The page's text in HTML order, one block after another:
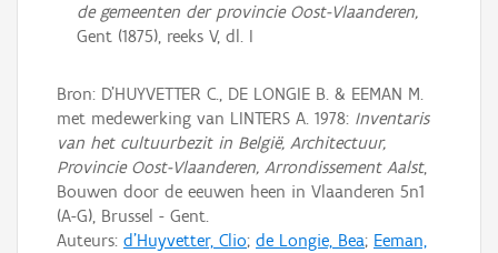
de gemeenten der provincie Oost-Vlaanderen,
Gent (1875), reeks V, dl. I
Bron: D'HUYVETTER C., DE LONGIE B. & EEMAN M.
met medewerking van LINTERS A. 1978: Inventaris
van het cultuurbezit in België, Architectuur,
Provincie Oost-Vlaanderen, Arrondissement Aalst,
Bouwen door de eeuwen heen in Vlaanderen 5n1
(A-G), Brussel - Gent.
Auteurs: d'Huyvetter, Clio; de Longie, Bea; Eeman,